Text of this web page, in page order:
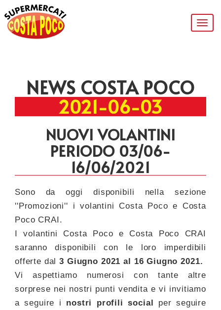
NEWS COSTA POCO
2021-06-03
NUOVI VOLANTINI
PERIODO 03/06-
16/06/2021
Sono da oggi disponibili nella sezione
''Promozioni'' i volantini Costa Poco e Costa
Poco CRAI.
I volantini Costa Poco e Costa Poco CRAI
saranno disponibili con le loro imperdibili
offerte dal3 Giugno 2021 al 16 Giugno 2021.
Vi aspettiamo numerosi con tante altre
sorprese nei nostri punti vendita e vi invitiamo
a seguire i nostri profili social per seguire